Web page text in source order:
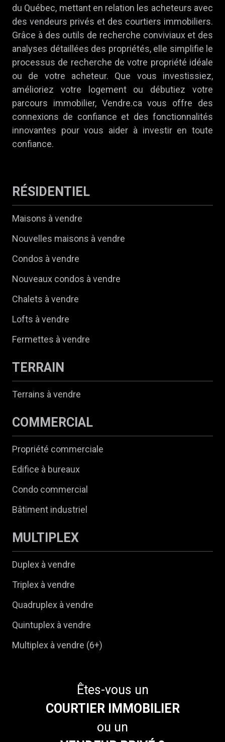
du Québec, mettant en relation les acheteurs avec
des vendeurs privés et des courtiers immobiliers.
Grâce à des outils de recherche conviviaux et des
analyses détaillées des propriétés, elle simplifie le
processus de recherche de votre propriété idéale
ou de votre acheteur. Que vous investissiez,
amélioriez votre logement ou débutiez votre
parcours immobilier, Vendre.ca vous offre des
connexions de confiance et des fonctionnalités
innovantes pour vous aider à investir en toute
confiance.
RÉSIDENTIEL
Maisons à vendre
Nouvelles maisons à vendre
Condos à vendre
Nouveaux condos à vendre
Chalets à vendre
Lofts à vendre
Fermettes à vendre
TERRAIN
Terrains à vendre
COMMERCIAL
Propriété commerciale
Edifice à bureaux
Condo commercial
Bâtiment industriel
MULTIPLEX
Duplex à vendre
Triplex à vendre
Quadruplex à vendre
Quintuplex à vendre
Multiplex à vendre (6+)
Êtes-vous un
COURTIER IMMOBILIER
ou un